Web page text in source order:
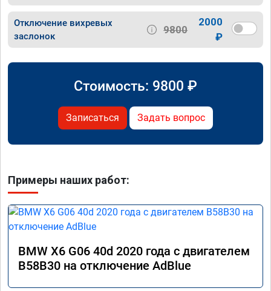
Отключение вихревых
заслонок
9800
2000
₽
Стоимость: 9800 ₽
Записаться Задать вопрос
Примеры наших работ:
BMW X6 G06 40d 2020 года с двигателем
B58B30 на отключение AdBlue